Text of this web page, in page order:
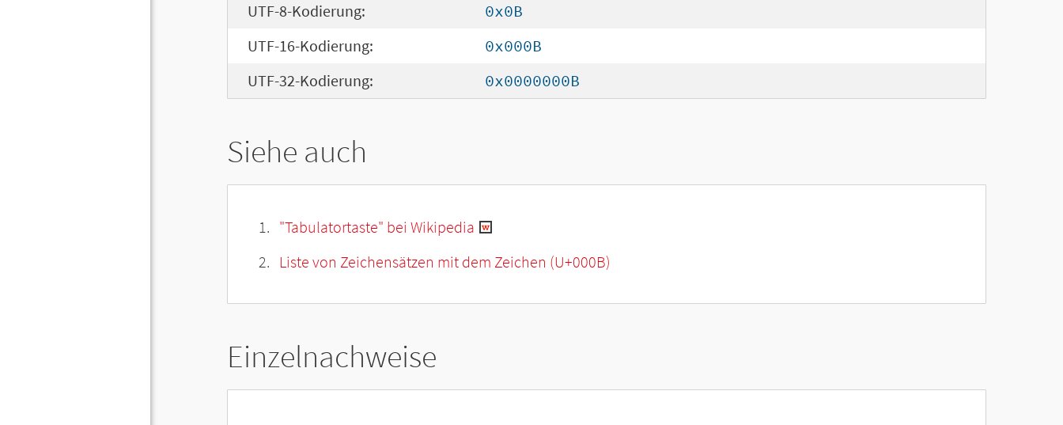
UTF-8-Kodierung:
0x0B
UTF-16-Kodierung:
0x000B
UTF-32-Kodierung:
0x0000000B
Siehe auch
"Tabulatortaste" bei Wikipedia
Liste von Zeichensätzen mit dem Zeichen (U+000B)
Einzelnachweise